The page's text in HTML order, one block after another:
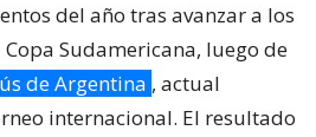
del año tras avanzar a los
Sudamericana, luego de
de Argentina , actual
internacional. El resultado